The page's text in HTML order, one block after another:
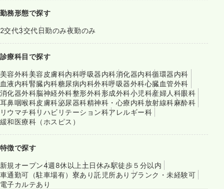
勤務形態で探す
2交代3交代日勤のみ夜勤のみ
診療科目で探す
美容外科美容皮膚科内科呼吸器内科消化器内科循環器内科
血液内科腎臓内科糖尿病内科外科呼吸器外科心臓血管外科
消化器外科脳神経外科整形外科形成外科小児科産婦人科眼科
耳鼻咽喉科皮膚科泌尿器科精神科・心療内科放射線科麻酔科
リウマチ科リハビリテーション科アレルギー科
緩和医療科（ホスピス）
特徴で探す
新規オープン4週8休以上 土日休み駅徒歩５分以内
車通勤可（駐車場有） 寮あり託児所あり ブランク・未経験可
電子カルテあり